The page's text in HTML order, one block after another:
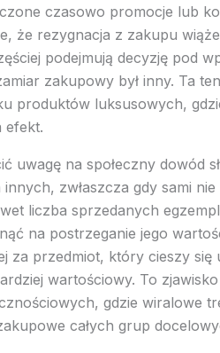
czasowo promocje lub
że rezygnacja z zakupu
podejmują decyzję pod
zakupowy był inny. Ta
produktów luksusowych,
efekt.
uwagę na społeczny dowód
zwłaszcza gdy sami nie
liczba sprzedanych
na postrzeganie jego
za przedmiot, który cieszy
wartościowy. To
gdzie wiralowe
całych grup